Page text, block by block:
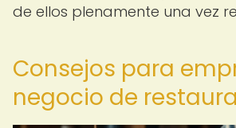
de ellos plenamente una vez
Consejos para
negocio de